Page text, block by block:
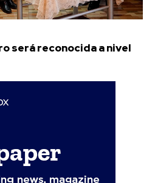
será reconocida a nivel